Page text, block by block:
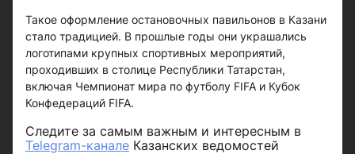
Такое оформление остановочных павильонов в Казани
стало традицией. В прошлые годы они украшались
логотипами крупных спортивных мероприятий,
проходивших в столице Республики Татарстан,
включая Чемпионат мира по футболу FIFA и Кубок
Конфедераций FIFA.
Следите за самым важным и интересным в
Telegram-канале Казанских ведомостей